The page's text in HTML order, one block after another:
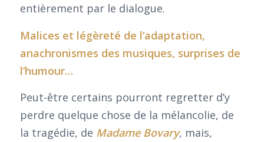
entièrement par le dialogue.
Malices et légèreté de l’adaptation,
anachronismes des musiques, surprises de
l’humour…
Peut-être certains pourront regretter d’y
perdre quelque chose de la mélancolie, de
la tragédie, de Madame Bovary, mais,